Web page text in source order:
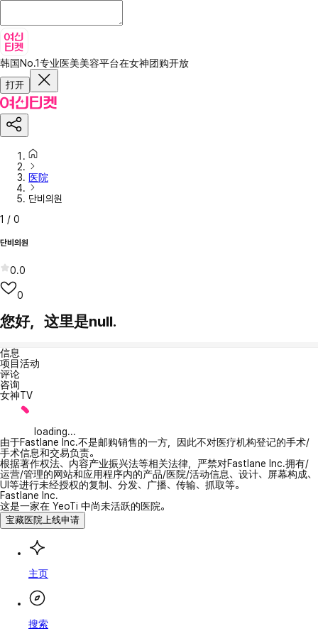
韩国No.1专业医美美容平台在女神团购开放
打开
医院
단비의원
1 / 0
단비의원
0.0
0
您好，这里是null.
信息
项目活动
评论
咨询
女神TV
loading...
由于Fastlane Inc.不是邮购销售的一方，因此不对医疗机构登记的手术/
手术信息和交易负责。
根据著作权法、内容产业振兴法等相关法律，严禁对Fastlane Inc.拥有/
运营/管理的网站和应用程序内的产品/医院/活动信息、设计、屏幕构成、
UI等进行未经授权的复制、分发、广播、传输、抓取等。
Fastlane Inc.
这是一家在 YeoTi 中尚未活跃的医院。
宝藏医院上线申请
主页
搜索